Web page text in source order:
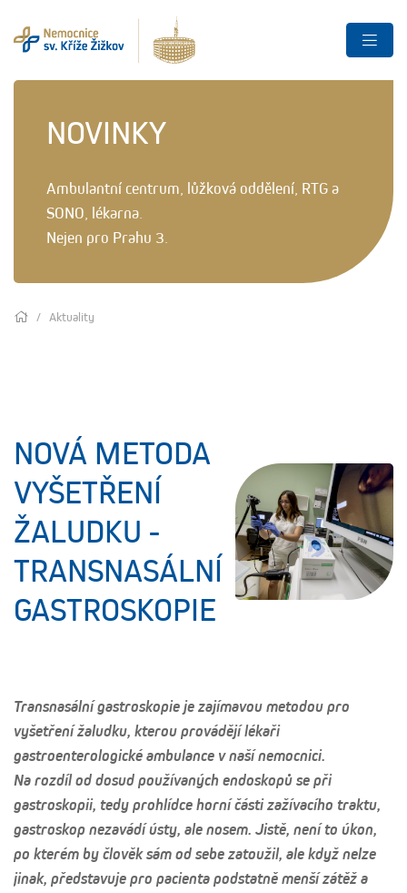
NOVINKY
Ambulantní centrum, lůžková oddělení, RTG a
SONO, lékarna.
Nejen pro Prahu 3.
Aktuality
NOVÁ METODA
VYŠETŘENÍ
ŽALUDKU -
TRANSNASÁLNÍ
GASTROSKOPIE
Transnasální gastroskopie je zajímavou metodou pro
vyšetření žaludku, kterou provádějí lékaři
gastroenterologické ambulance v naší nemocnici.
Na rozdíl od dosud používaných endoskopů se při
gastroskopii, tedy prohlídce horní části zažívacího traktu,
gastroskop nezavádí ústy, ale nosem. Jistě, není to úkon,
po kterém by člověk sám od sebe zatoužil, ale když nelze
jinak, představuje pro pacienta podstatně menší zátěž a